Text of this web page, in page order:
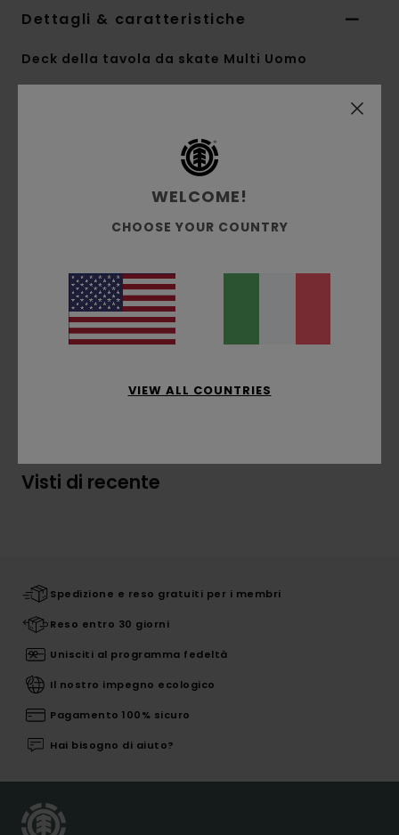
Dettagli & caratteristiche
Deck della tavola da skate Multi Uomo
StyleELYXD00132 Codice coloreast
Costruzione in acero canadese
Tail:6,345"
Modello Gabriel Fortunato Pro
Composizione100% Legno
Visti di recente
Spedizione e reso gratuiti per i membri
Reso entro 30 giorni
Unisciti al programma fedeltà
Il nostro impegno ecologico
Pagamento 100% sicuro
Hai bisogno di aiuto?
WELCOME!
CHOOSE YOUR COUNTRY
VIEW ALL COUNTRIES